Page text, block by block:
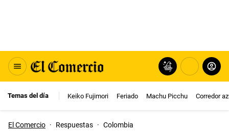
Temas del día Keiko Fujimori Feriado Machu Picchu Corredor
El Comercio · Respuestas · Colombia